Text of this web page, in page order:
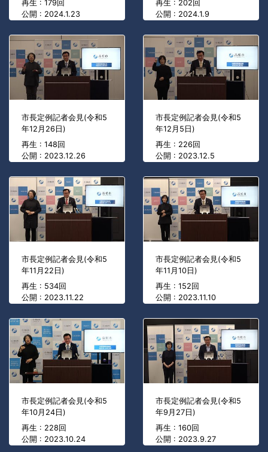
再生 : 179回
公開 : 2024.1.23
再生 : 202回
公開 : 2024.1.9
市長定例記者会見(令和5
年12月26日)
再生 : 148回
公開 : 2023.12.26
市長定例記者会見(令和5
年12月5日)
再生 : 226回
公開 : 2023.12.5
市長定例記者会見(令和5
年11月22日)
再生 : 534回
公開 : 2023.11.22
市長定例記者会見(令和5
年11月10日)
再生 : 152回
公開 : 2023.11.10
市長定例記者会見(令和5
年10月24日)
再生 : 228回
公開 : 2023.10.24
市長定例記者会見(令和5
年9月27日)
再生 : 160回
公開 : 2023.9.27